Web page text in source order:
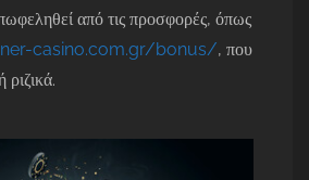
από τις προσφορές, όπως
casino.com.gr/bonus/, που